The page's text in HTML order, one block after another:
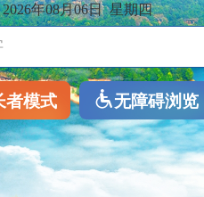
2026年08月06日 星期四
者模式 无障碍浏览